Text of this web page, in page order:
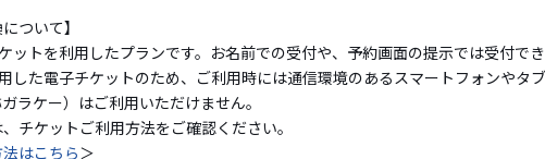
ついて】
ットを利用したプランです。お名前での受付や、予約画面の提示では受付でき
した電子チケットのため、ご利用時には通信環境のあるスマートフォンやタ
ラケー）はご利用いただけません。
チケットご利用方法をご確認ください。
はこちら ＞